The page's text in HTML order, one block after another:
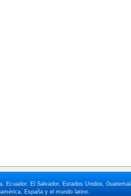
El Salvador, Estados Unidos,
España y el mundo latino.